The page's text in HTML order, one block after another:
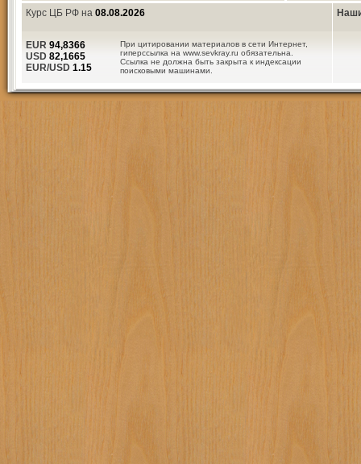
Курс ЦБ РФ на 08.08.2026
При цитировании материалов в сети Интернет,
гиперссылка на www.sevkray.ru обязательна.
Ссылка не должна быть закрыта к индексации
поисковыми машинами.
EUR 94,8366
USD 82,1665
EUR/USD 1.15